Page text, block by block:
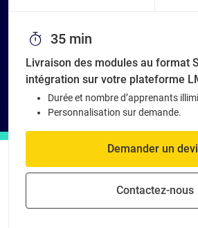
35 min
Livraison des modules au format
intégration sur votre plateforme
Durée et nombre d’apprenants
Personnalisation sur demande.
Demander un
Contactez-nous